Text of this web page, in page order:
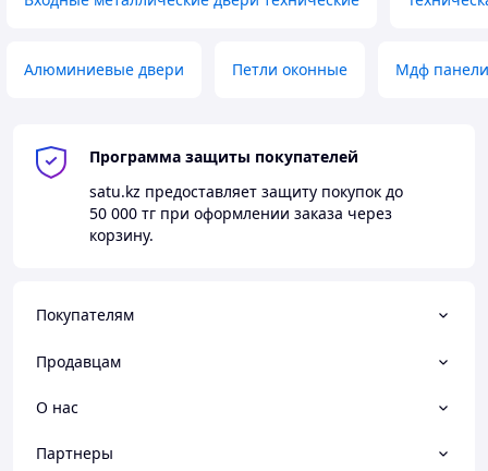
Алюминиевые двери Петли оконные Мдф панели
Программа защиты покупателей
satu.kz предоставляет защиту покупок до
50 000 тг при оформлении заказа через
корзину.
Покупателям
Продавцам
О нас
Партнеры